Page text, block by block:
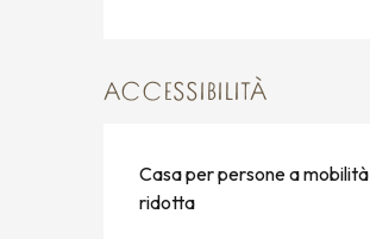
ACCESSIBILITÀ
Casa per persone a mobilità
ridotta